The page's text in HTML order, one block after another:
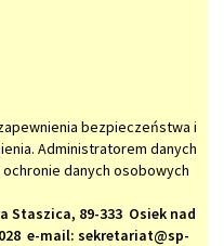
bezpieczeństwa i
Administratorem danych
danych osobowych
Staszica, 89-333 Osiek nad
e-mail: sekretariat@sp-